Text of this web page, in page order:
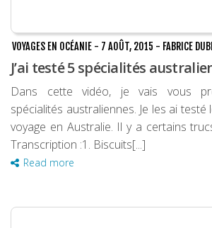
VOYAGES EN OCÉANIE - 7 AOÛT, 2015 - FABRICE
J’ai testé 5 spécialités
Dans cette vidéo, je vais vous
spécialités australiennes. Je les ai
voyage en Australie. Il y a certains
Transcription :1. Biscuits[...]
Read more